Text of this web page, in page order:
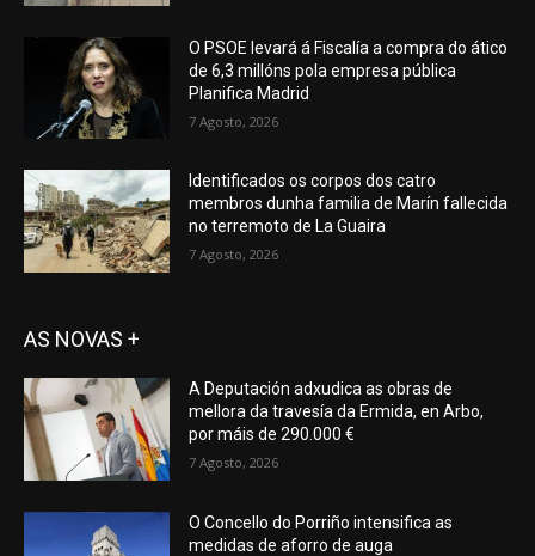
O PSOE levará á Fiscalía a compra do ático
de 6,3 millóns pola empresa pública
Planifica Madrid
7 Agosto, 2026
Identificados os corpos dos catro
membros dunha familia de Marín fallecida
no terremoto de La Guaira
7 Agosto, 2026
AS NOVAS +
A Deputación adxudica as obras de
mellora da travesía da Ermida, en Arbo,
por máis de 290.000 €
7 Agosto, 2026
O Concello do Porriño intensifica as
medidas de aforro de auga